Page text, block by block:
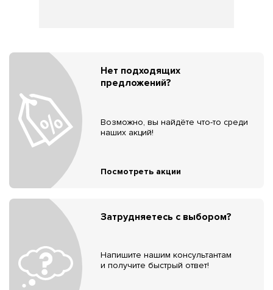
Нет подходящих
предложений?
Возможно, вы найдёте что-то среди
наших акций!
Посмотреть акции
Затрудняетесь с выбором?
Напишите нашим консультантам
и получите быстрый ответ!